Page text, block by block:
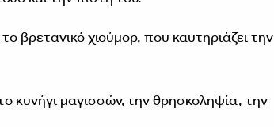
το βρετανικό χιούμορ, που καυτηριάζει την
κυνήγι μαγισσών, την θρησκοληψία, την